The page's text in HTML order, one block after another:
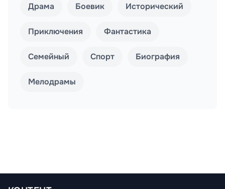
Драма Боевик Исторический
Приключения Фантастика
Семейный Спорт Биография
Мелодрамы